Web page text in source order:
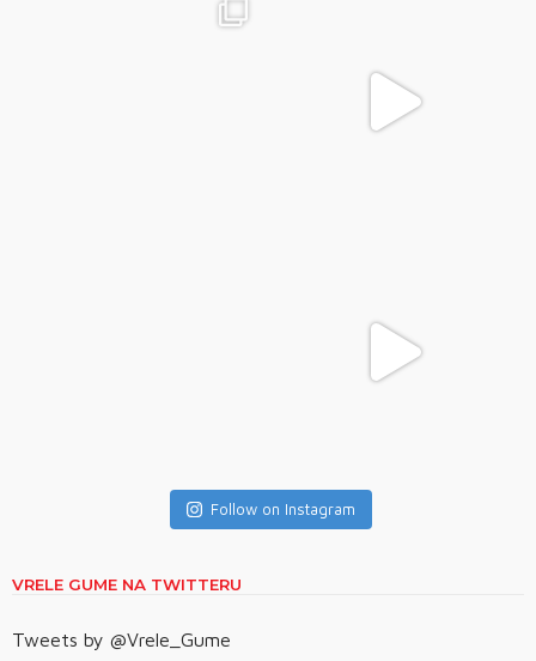
Follow on Instagram
VRELE GUME NA TWITTERU
Tweets by @Vrele_Gume